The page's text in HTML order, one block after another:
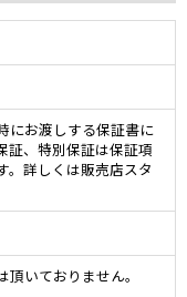
にお渡しする保証書に
証、特別保証は保証項
。詳しくは販売店スタ
いておりません。